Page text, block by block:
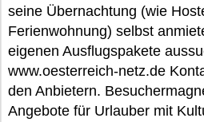
seine Übernachtung (wie
Ferienwohnung) selbst
eigenen Ausflugspakete
www.oesterreich-netz.de
den Anbietern.
Angebote für Urlauber mit